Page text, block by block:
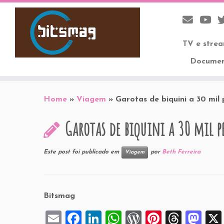
TV e
Home » Viagem » Garotas de biquini a 30 mil
Garotas de biquini a 30 mil
Este post foi publicado em Viagem por Beth Ferreira
Bitsmag
E
F
Li
W W
Pi
T
M